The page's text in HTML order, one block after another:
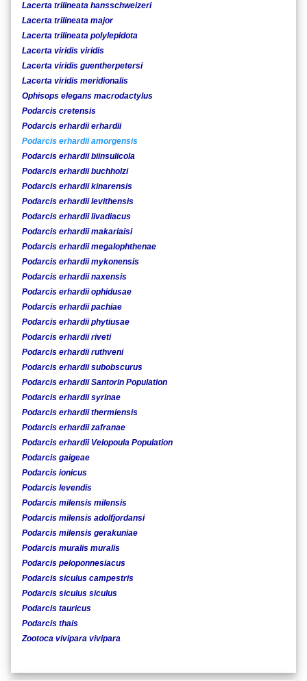
Lacerta trilineata hansschweizeri
Lacerta trilineata major
Lacerta trilineata polylepidota
Lacerta viridis viridis
Lacerta viridis guentherpetersi
Lacerta viridis meridionalis
Ophisops elegans macrodactylus
Podarcis cretensis
Podarcis erhardii erhardii
Podarcis erhardii amorgensis
Podarcis erhardii biinsulicola
Podarcis erhardii buchholzi
Podarcis erhardii kinarensis
Podarcis erhardii levithensis
Podarcis erhardii livadiacus
Podarcis erhardii makariaisi
Podarcis erhardii megalophthenae
Podarcis erhardii mykonensis
Podarcis erhardii naxensis
Podarcis erhardii ophidusae
Podarcis erhardii pachiae
Podarcis erhardii phytiusae
Podarcis erhardii riveti
Podarcis erhardii ruthveni
Podarcis erhardii subobscurus
Podarcis erhardii Santorin Population
Podarcis erhardii syrinae
Podarcis erhardii thermiensis
Podarcis erhardii zafranae
Podarcis erhardii Velopoula Population
Podarcis gaigeae
Podarcis ionicus
Podarcis levendis
Podarcis milensis milensis
Podarcis milensis adolfjordansi
Podarcis milensis gerakuniae
Podarcis muralis muralis
Podarcis peloponnesiacus
Podarcis siculus campestris
Podarcis siculus siculus
Podarcis tauricus
Podarcis thais
Zootoca vivipara vivipara